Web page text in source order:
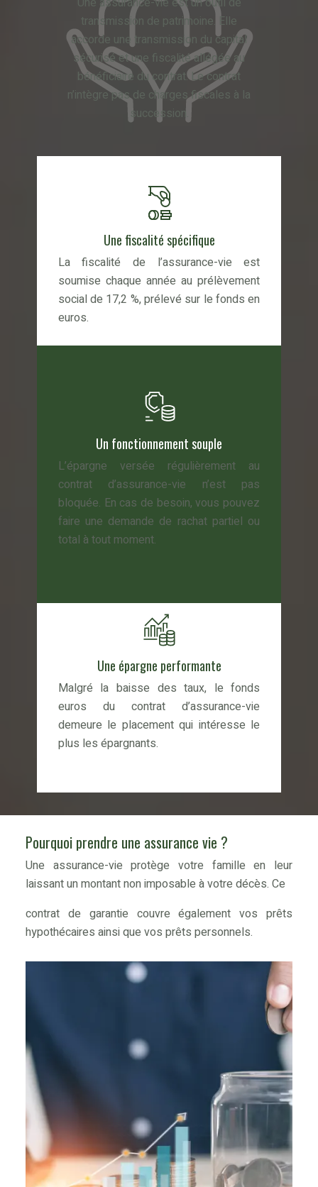
transmission de patrimoine. Elle
accorde une transmission du capital
sécurisé et une fiscalité allégée au
bénéficiaire du contrat. Le contrat
n’intègre pas de charges fiscales à la
succession.
Une fiscalité spécifique
La fiscalité de l’assurance-vie est
soumise chaque année au prélèvement
social de 17,2 %, prélevé sur le fonds en
euros.
Un fonctionnement souple
L’épargne versée régulièrement au
contrat d’assurance-vie n’est pas
bloquée. En cas de besoin, vous pouvez
faire une demande de rachat partiel ou
total à tout moment.
Une épargne performante
Malgré la baisse des taux, le fonds
euros du contrat d’assurance-vie
demeure le placement qui intéresse le
plus les épargnants.
Pourquoi prendre une assurance vie ?
Une assurance-vie protège votre famille en leur
laissant un montant non imposable à votre décès. Ce
contrat de garantie couvre également vos prêts
hypothécaires ainsi que vos prêts personnels.